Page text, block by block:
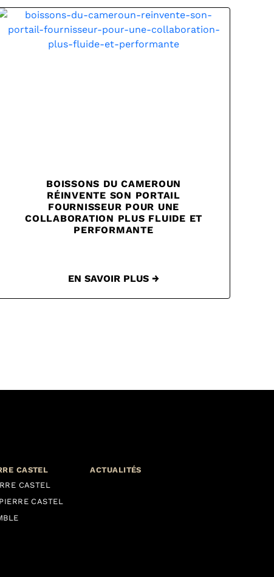
BOISSONS DU CAMEROUN
RÉINVENTE SON PORTAIL
FOURNISSEUR POUR UNE
COLLABORATION PLUS FLUIDE ET
PERFORMANTE
EN SAVOIR PLUS →
CASTEL
CASTEL
CASTEL
ACTUALITÉS